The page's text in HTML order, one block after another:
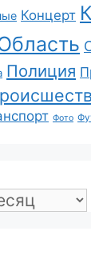
Концерт
Полиция
Фото